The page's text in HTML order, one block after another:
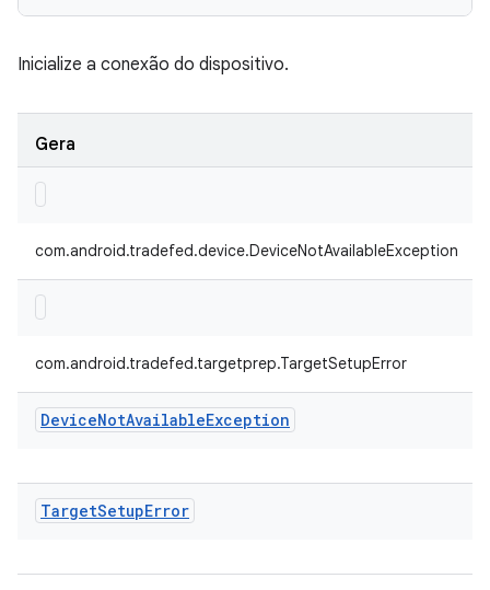
Inicialize a conexão do dispositivo.
Gera
com.android.tradefed.device.DeviceNotAvailableException
com.android.tradefed.targetprep.TargetSetupError
DeviceNotAvailableException
TargetSetupError